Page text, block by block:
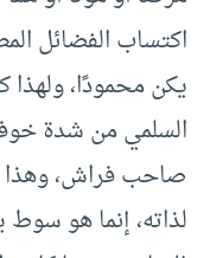
اكتساب الفضائل
يكن محمودًا،
السلمي من شدة
صاحب فراش، وهذا
لذاته، إنما هو